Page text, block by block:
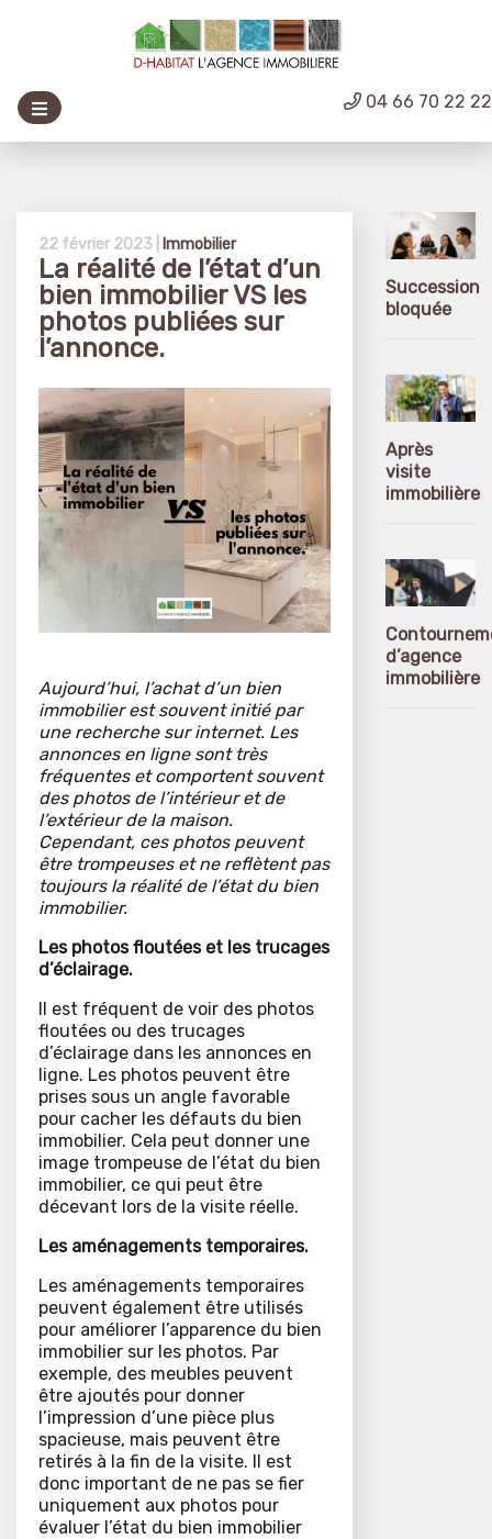
04 66 70 22 22
22 février 2023 | Immobilier
La réalité de l’état d’un
bien immobilier VS les
photos publiées sur
l’annonce.
Aujourd’hui, l’achat d’un bien
immobilier est souvent initié par
une recherche sur internet. Les
annonces en ligne sont très
fréquentes et comportent souvent
des photos de l’intérieur et de
l’extérieur de la maison.
Cependant, ces photos peuvent
être trompeuses et ne reflètent pas
toujours la réalité de l’état du bien
immobilier.
Les photos floutées et les trucages
d’éclairage.
Il est fréquent de voir des photos
floutées ou des trucages
d’éclairage dans les annonces en
ligne. Les photos peuvent être
prises sous un angle favorable
pour cacher les défauts du bien
immobilier. Cela peut donner une
image trompeuse de l’état du bien
immobilier, ce qui peut être
décevant lors de la visite réelle.
Les aménagements temporaires.
Les aménagements temporaires
peuvent également être utilisés
pour améliorer l’apparence du bien
immobilier sur les photos. Par
exemple, des meubles peuvent
être ajoutés pour donner
l’impression d’une pièce plus
spacieuse, mais peuvent être
retirés à la fin de la visite. Il est
donc important de ne pas se fier
uniquement aux photos pour
évaluer l’état du bien immobilier
Succession
bloquée
Après
visite
immobilière
d’agence
immobilière